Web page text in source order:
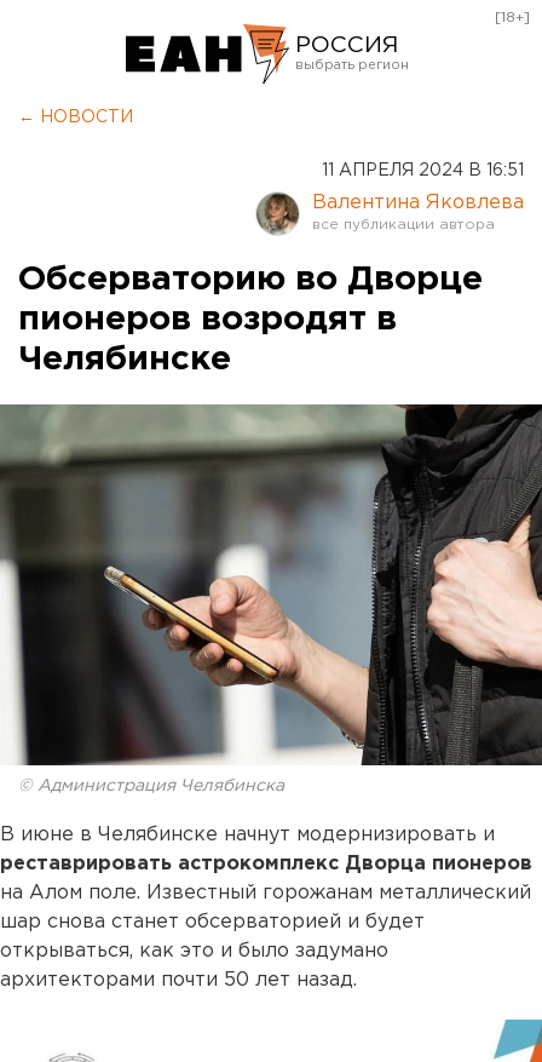
РОССИЯ
Оренбург
[18+]
← НОВОСТИ
11 АПРЕЛЯ 2024 В 16:51
Валентина Яковлева
Обсерваторию во Дворце
пионеров возродят в
Челябинске
© Администрация Челябинска
В июне в Челябинске начнут модернизировать и
реставрировать астрокомплекс Дворца пионеров
на Алом поле. Известный горожанам металлический
шар снова станет обсерваторией и будет
открываться, как это и было задумано
архитекторами почти 50 лет назад.